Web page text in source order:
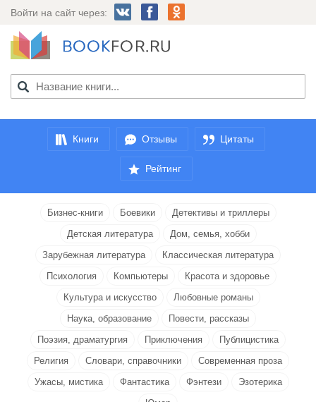
Войти на сайт через:
Книги Отзывы Цитаты
Рейтинг
Бизнес-книги Боевики
Детективы и триллеры
Детская литература
Дом, семья, хобби
Зарубежная литература
Классическая литература
Психология
Компьютеры
Красота и здоровье
Культура и искусство
Любовные романы
Наука, образование
Повести, рассказы
Поэзия, драматургия
Приключения
Публицистика
Религия
Словари, справочники
Современная проза
Ужасы, мистика
Фантастика Фэнтези
Эзотерика